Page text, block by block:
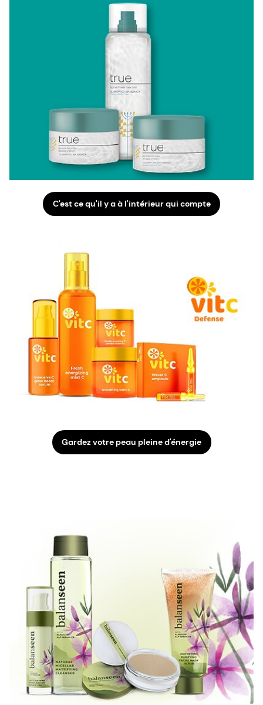
C'est ce qu'il y a à l'intérieur qui compte
Gardez votre peau pleine d'énergie